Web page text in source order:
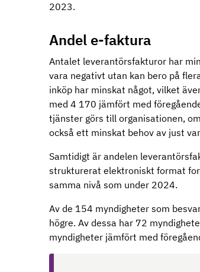
2023.
Andel e-faktura
Antalet leverantörsfakturor har
vara negativt utan kan bero på
inköp har minskat något, vilket
med 4 170 jämfört med
tjänster görs till organisationen,
också ett minskat behov av just
Samtidigt är andelen
strukturerat elektroniskt format
samma nivå som under 2024.
Av de 154 myndigheter som
högre. Av dessa har 72
myndigheter jämfört med